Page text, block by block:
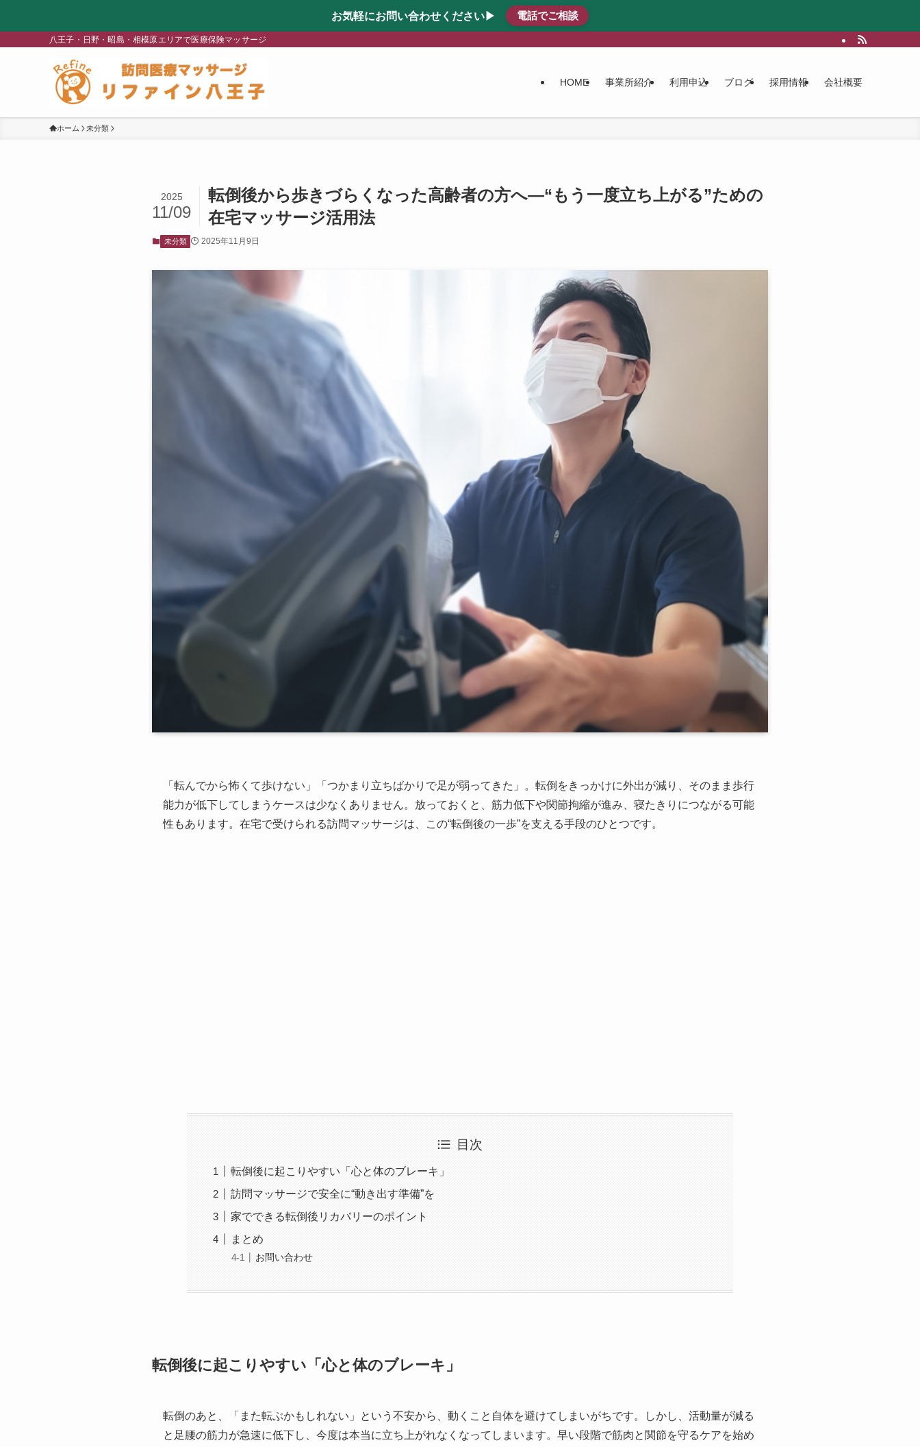
お気軽にお問い合わせください▶ 電話でご相談
八王子・日野・昭島・相模原エリアで医療保険マッサージ
HOME 事業所紹介 利用申込 ブログ 採用情報 会社概要
ホーム 未分類
転倒後から歩きづらくなった高齢者の方へ―“もう一度立ち上がる”ための
在宅マッサージ活用法
2025
11/09
未分類 2025年11月9日
「転んでから怖くて歩けない」「つかまり立ちばかりで足が弱ってきた」。転倒をきっかけに外出が減り、そのまま歩行
能力が低下してしまうケースは少なくありません。放っておくと、筋力低下や関節拘縮が進み、寝たきりにつながる可能
性もあります。在宅で受けられる訪問マッサージは、この“転倒後の一歩”を支える手段のひとつです。
目次
転倒後に起こりやすい「心と体のブレーキ」
訪問マッサージで安全に“動き出す準備”を
家でできる転倒後リカバリーのポイント
まとめ
お問い合わせ
転倒後に起こりやすい「心と体のブレーキ」
転倒のあと、「また転ぶかもしれない」という不安から、動くこと自体を避けてしまいがちです。しかし、活動量が減る
と足腰の筋力が急速に低下し、今度は本当に立ち上がれなくなってしまいます。早い段階で筋肉と関節を守るケアを始め